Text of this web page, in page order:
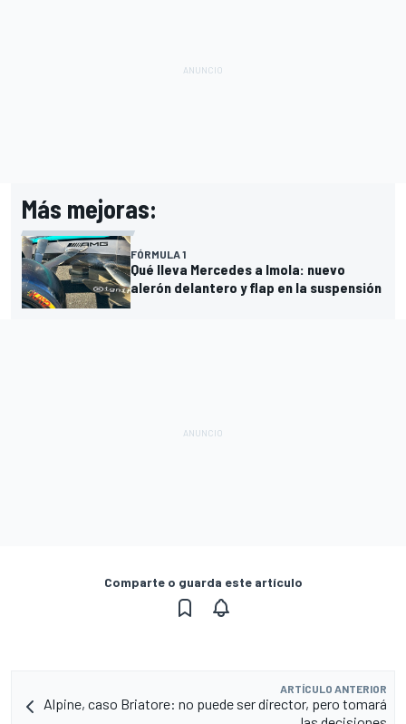
Más mejoras:
FÓRMULA 1
Qué lleva Mercedes a Imola: nuevo
alerón delantero y flap en la suspensión
Comparte o guarda este artículo
ARTÍCULO ANTERIOR
Alpine, caso Briatore: no puede ser director, pero tomará